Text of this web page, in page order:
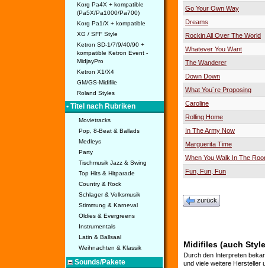
Korg Pa4X + kompatible
(Pa5X/Pa1000/Pa700)
Korg Pa1/X + kompatible
XG / SFF Style
Ketron SD-1/7/9/40/90 +
kompatible Ketron Event -
MidjayPro
Ketron X1/X4
GM/GS-Midifile
Roland Styles
• Titel nach Rubriken
Movietracks
Pop, 8-Beat & Ballads
Medleys
Party
Tischmusik Jazz & Swing
Top Hits & Hitparade
Country & Rock
Schlager & Volksmusik
Stimmung & Karneval
Oldies & Evergreens
Instrumentals
Latin & Ballsaal
Weihnachten & Klassik
Sounds/Pakete
Go Your Own Way
Dreams
Rockin All Over The World
Whatever You Want
The Wanderer
Down Down
What You´re Proposing
Caroline
Rolling Home
In The Army Now
Marguerita Time
When You Walk In The
Fun, Fun, Fun
zurück
Midifiles (auch
Durch den Interpreten
und viele weitere Hersteller